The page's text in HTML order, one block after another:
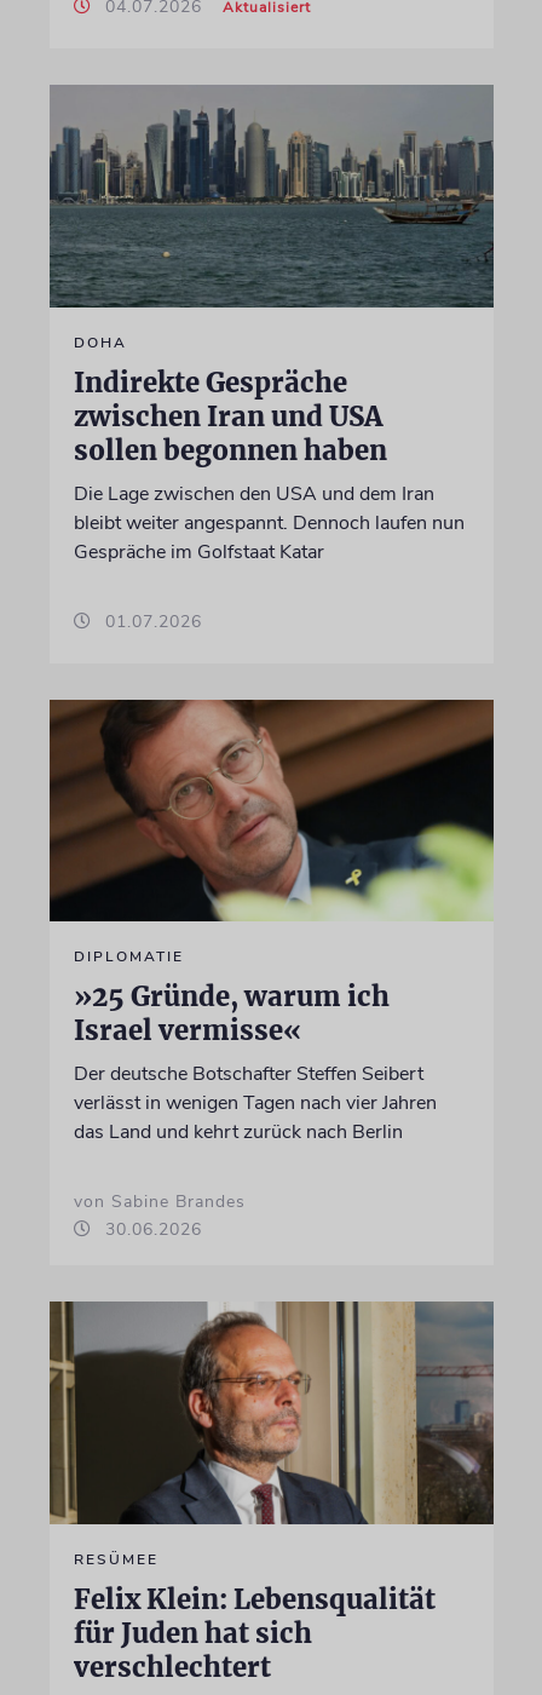
04.07.2026 Aktualisiert
DOHA
Indirekte Gespräche
zwischen Iran und USA
sollen begonnen haben
Die Lage zwischen den USA und dem Iran
bleibt weiter angespannt. Dennoch laufen nun
Gespräche im Golfstaat Katar
01.07.2026
DIPLOMATIE
»25 Gründe, warum ich
Israel vermisse«
Der deutsche Botschafter Steffen Seibert
verlässt in wenigen Tagen nach vier Jahren
das Land und kehrt zurück nach Berlin
von Sabine Brandes
30.06.2026
RESÜMEE
Felix Klein: Lebensqualität
für Juden hat sich
verschlechtert